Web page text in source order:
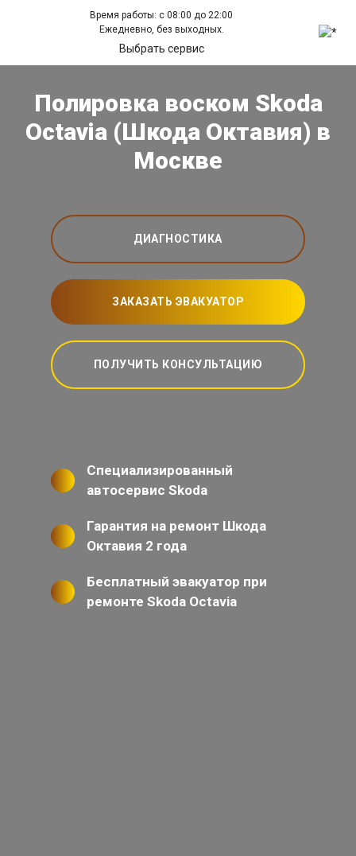
Время работы: с 08:00 до 22:00
Ежедневно, без выходных.
Выбрать сервис
Полировка воском Skoda
Octavia (Шкода Октавия) в
Москве
ДИАГНОСТИКА
ЗАКАЗАТЬ ЭВАКУАТОР
ПОЛУЧИТЬ КОНСУЛЬТАЦИЮ
Специализированный
автосервис Skoda
Гарантия на ремонт Шкода
Октавия 2 года
Бесплатный эвакуатор при
ремонте Skoda Octavia